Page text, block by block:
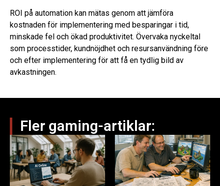
ROI på automation kan mätas genom att jämföra
kostnaden för implementering med besparingar i tid,
minskade fel och ökad produktivitet. Övervaka nyckeltal
som processtider, kundnöjdhet och resursanvändning före
och efter implementering för att få en tydlig bild av
avkastningen.
Fler gaming-artiklar: